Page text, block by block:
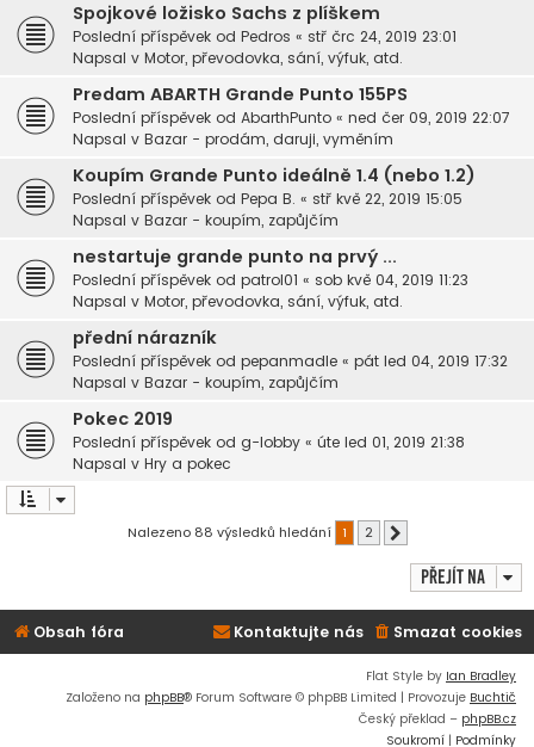
Spojkové ložisko Sachs z plíškem
Poslední příspěvek od Pedros « stř črc 24, 2019 23:01
Napsal v Motor, převodovka, sání, výfuk, atd.
Predam ABARTH Grande Punto 155PS
Poslední příspěvek od AbarthPunto « ned čer 09, 2019 22:07
Napsal v Bazar - prodám, daruji, vyměním
Koupím Grande Punto ideálně 1.4 (nebo 1.2)
Poslední příspěvek od Pepa B. « stř kvě 22, 2019 15:05
Napsal v Bazar - koupím, zapůjčím
nestartuje grande punto na prvý ...
Poslední příspěvek od patrol01 « sob kvě 04, 2019 11:23
Napsal v Motor, převodovka, sání, výfuk, atd.
přední nárazník
Poslední příspěvek od pepanmadle « pát led 04, 2019 17:32
Napsal v Bazar - koupím, zapůjčím
Pokec 2019
Poslední příspěvek od g-lobby « úte led 01, 2019 21:38
Napsal v Hry a pokec
Nalezeno 88 výsledků hledání 1 2
Přejít na
Obsah fóra Smazat cookies
Kontaktujte nás
Flat Style by Ian Bradley
Založeno na phpBB® Forum Software © phpBB Limited | Provozuje Buchtič
Český překlad – phpBB.cz
Soukromí | Podmínky